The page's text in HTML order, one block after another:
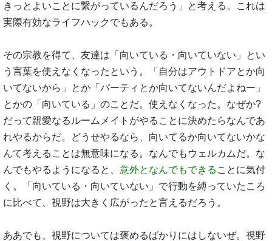
きっとよいことに繋がっているんだろう」と考える。これは
実際有効なライフハックでもある。
その宗教を得て、友達は「向いている・向いていない」とい
う言葉を使えなくなったという。「自分はアウトドアとか向
いてないから」とか「パーティとか向いてないんだよねー」
とかの「向いている」のことだ。使えなくなった。なぜか?
だって親愛なるルームメイトがやることに決めたらなんであ
れやるからだ。どうせやるなら、向いてるか向いてないかな
んて考えることは無意味になる。なんでもウェルカムだ。な
んでもやるようになると、 意外となんでもできる ことに気付
く。「向いている・向いていない」で行動を縛っていたころ
に比べて、視野は大きく広がったと言えるだろう。
ああでも、視野については褒めるばかりにはしないぜ。視野